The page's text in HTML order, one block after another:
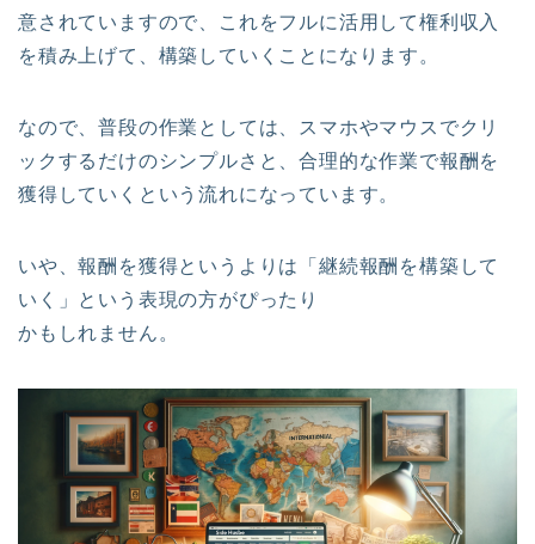
意されていますので、これをフルに活用して権利収入
を積み上げて、構築していくことになります。
なので、普段の作業としては、スマホやマウスでクリ
ックするだけのシンプルさと、合理的な作業で報酬を
獲得していくという流れになっています。
いや、報酬を獲得というよりは「継続報酬を構築して
いく」という表現の方がぴったり
かもしれません。